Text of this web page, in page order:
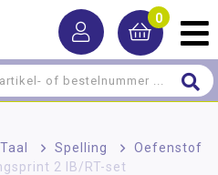
0
Taal > Spelling >
Oefenstof
2 IB/RT-set